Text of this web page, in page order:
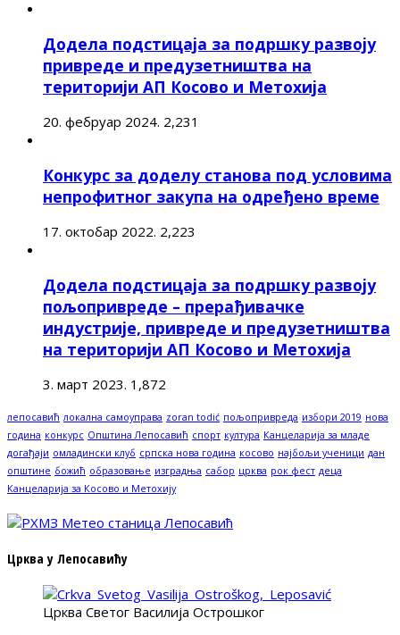
Додела подстицаја за подршку развоју
привреде и предузетништва на
територији АП Косово и Метохија
20. фебруар 2024. 2,231
Конкурс за доделу станова под условима
непрофитног закупа на одређено време
17. октобар 2022. 2,223
Додела подстицаја за подршку развоју
пољопривреде – прерађивачке
индустрије, привреде и предузетништва
на територији АП Косово и Метохија
3. март 2023. 1,872
лепосавић локална самоуправа zoran todić пољопривреда избори 2019 нова
година конкурс Општина Лепосавић спорт култура Канцеларија за младе
догађаји омладински клуб српска нова година косово најбољи ученици дан
општине божић образовање изградња сабор црква рок фест деца
Канцеларија за Косово и Метохију
Црква у Лепосавићу
Црква Светог Василија Острошког